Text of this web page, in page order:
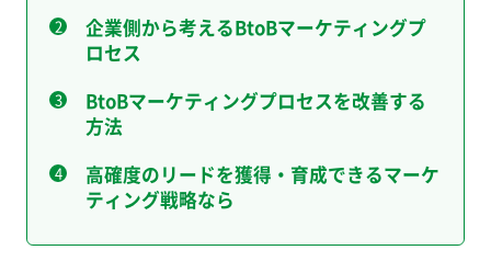
企業側から考えるBtoBマーケティングプ
ロセス
BtoBマーケティングプロセスを改善する
方法
高確度のリードを獲得・育成できるマーケ
ティング戦略なら